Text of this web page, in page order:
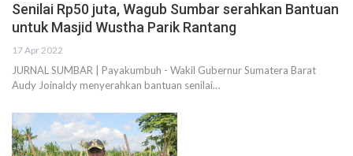
Senilai Rp50 juta, Wagub Sumbar serahkan Bantuan
untuk Masjid Wustha Parik Rantang
17 Apr 2022
JURNAL SUMBAR | Payakumbuh - Wakil Gubernur Sumatera Barat
Audy Joinaldy menyerahkan bantuan senilai…